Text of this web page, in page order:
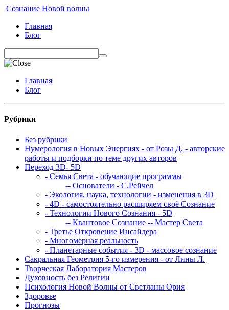
Сознание Новой волны
Главная
Блог
Главная
Блог
Рубрики
Без рубрики
Нумерология в Новых Энергиях - от Розы Д. - авторские
работы и подборки по теме других авторов
Переход 3D- 5D
- Семья Света - обучающие программы
-- Основатели - С.Рейчел
- Экология, наука, технологии - изменения в 3D
- 4D - самостоятельно расширяем своё Сознание
- Технологии Нового Сознания - 5D
-- Квантовое Сознание -- Мастер Света
- Третье Откровение Инсайдера
- Многомерная реальность
- Планетарные события - 3D - массовое сознание
Сакральная Геометрия 5-го измерения - от Лины Л.
Творческая Лаборатория Мастеров
Духовность без Религии
Психология Новой Волны от Светланы Ория
Здоровье
Прогнозы